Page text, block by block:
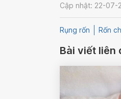
Cập nhật: 22-07-
Rụng rốn Rốn
Bài viết liên